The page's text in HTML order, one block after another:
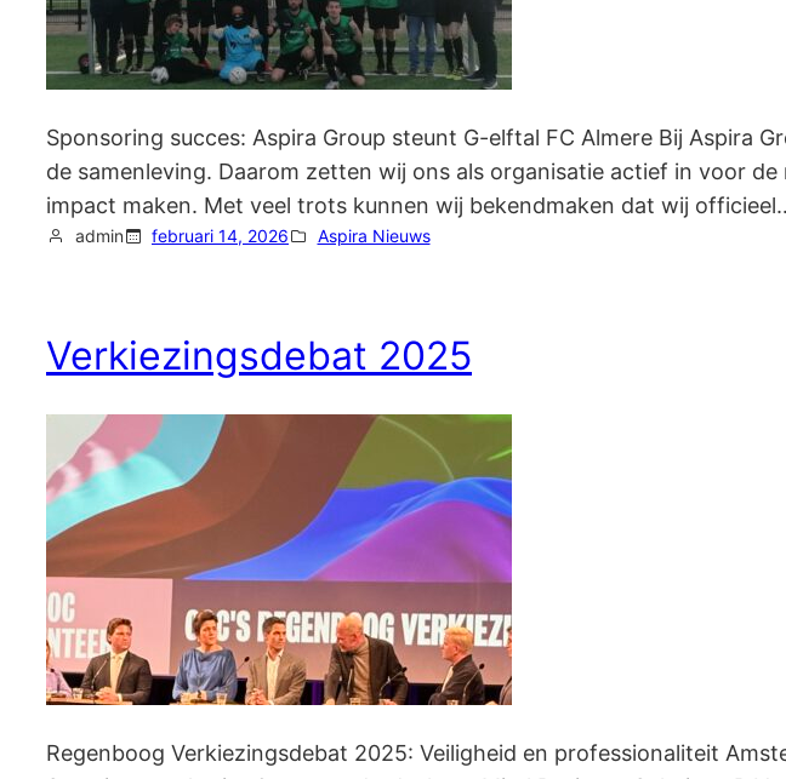
Sponsoring succes: Aspira Group steunt G-elftal FC Almere Bij Aspira
de samenleving. Daarom zetten wij ons als organisatie actief in voor
impact maken. Met veel trots kunnen wij bekendmaken dat wij
admin februari 14, 2026 Aspira Nieuws
Verkiezingsdebat 2025
Regenboog Verkiezingsdebat 2025: Veiligheid en professionaliteit